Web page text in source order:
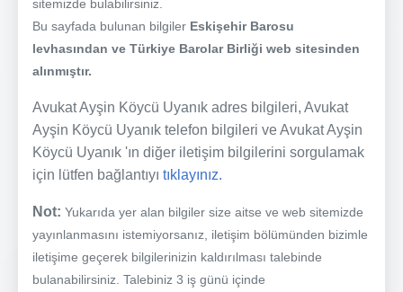
sitemizde bulabilirsiniz.
Bu sayfada bulunan bilgiler Eskişehir Barosu
levhasından ve Türkiye Barolar Birliği web sitesinden
alınmıştır.
Avukat Ayşin Köycü Uyanık adres bilgileri, Avukat
Ayşin Köycü Uyanık telefon bilgileri ve Avukat Ayşin
Köycü Uyanık 'ın diğer iletişim bilgilerini sorgulamak
için lütfen bağlantıyı tıklayınız.
Not: Yukarıda yer alan bilgiler size aitse ve web sitemizde
yayınlanmasını istemiyorsanız, iletişim bölümünden bizimle
iletişime geçerek bilgilerinizin kaldırılması talebinde
bulanabilirsiniz. Talebiniz 3 iş günü içinde